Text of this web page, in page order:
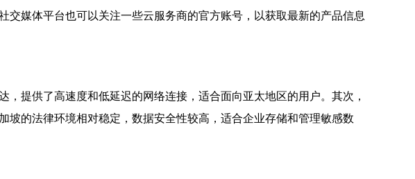
媒体平台也可以关注一些云服务商的官方账号，以获取最新的产品信息
提供了高速度和低延迟的网络连接，适合面向亚太地区的用户。其次，
的法律环境相对稳定，数据安全性较高，适合企业存储和管理敏感数